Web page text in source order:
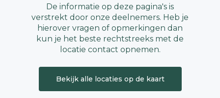
De informatie op deze pagina's is
verstrekt door onze deelnemers. Heb je
hierover vragen of opmerkingen dan
kun je het beste rechtstreeks met de
locatie contact opnemen.
Bekijk alle locaties op de kaart